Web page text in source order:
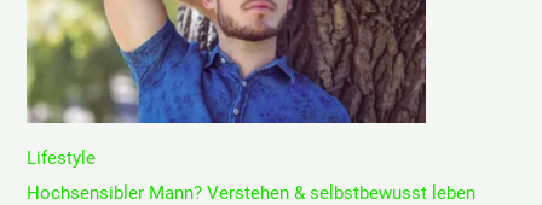
Lifestyle
Hochsensibler Mann? Verstehen & selbstbewusst leben